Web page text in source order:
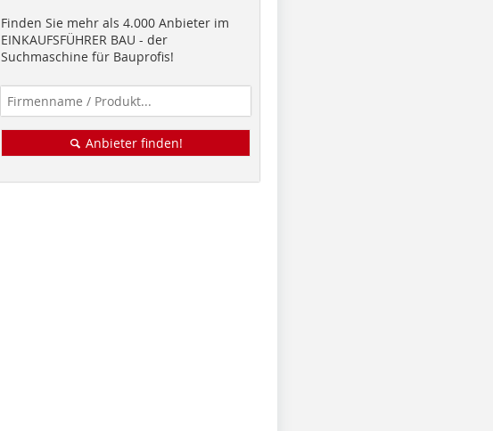
Finden Sie mehr als 4.000 Anbieter im
EINKAUFSFÜHRER BAU - der
Suchmaschine für Bauprofis!
Anbieter finden!